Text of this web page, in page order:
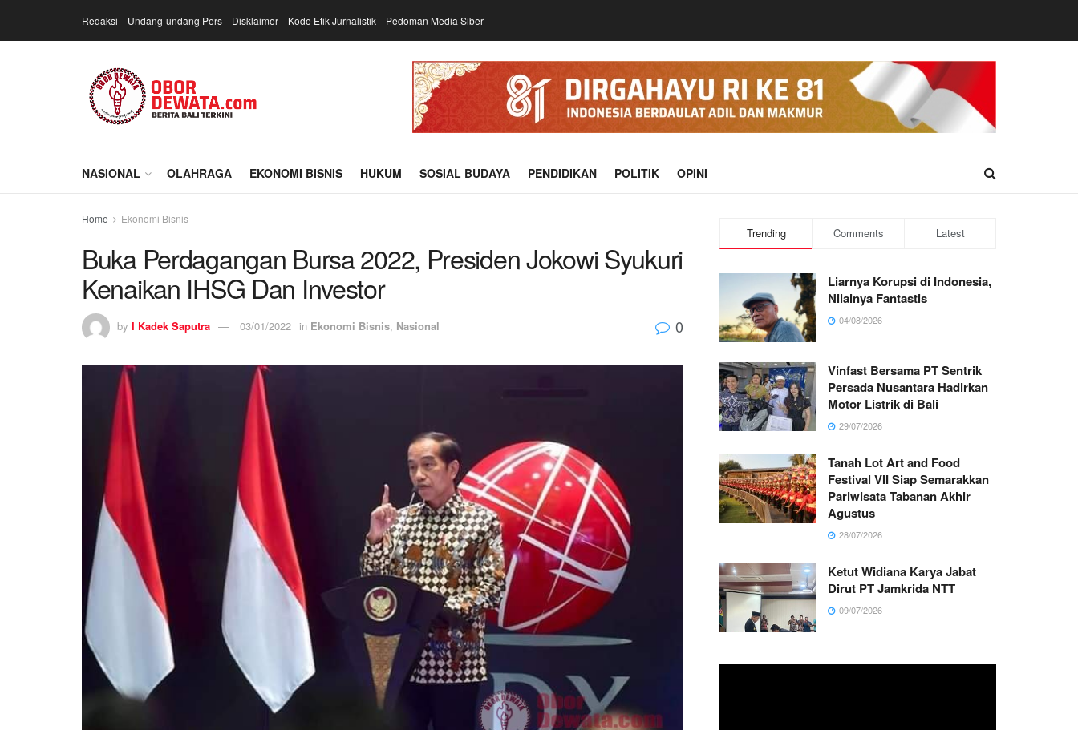
Redaksi Undang-undang Pers Disklaimer Kode Etik Jurnalistik Pedoman Media Siber
NASIONAL OLAHRAGA EKONOMI BISNIS HUKUM SOSIAL BUDAYA PENDIDIKAN POLITIK OPINI
Home Ekonomi Bisnis
Buka Perdagangan Bursa 2022, Presiden Jokowi Syukuri
Kenaikan IHSG Dan Investor
by I Kadek Saputra 03/01/2022 in Ekonomi Bisnis, Nasional 0
Trending Comments Latest
Liarnya Korupsi di Indonesia,
Nilainya Fantastis
04/08/2026
Vinfast Bersama PT Sentrik
Persada Nusantara Hadirkan
Motor Listrik di Bali
29/07/2026
Tanah Lot Art and Food
Festival VII Siap Semarakkan
Pariwisata Tabanan Akhir
Agustus
28/07/2026
Ketut Widiana Karya Jabat
Dirut PT Jamkrida NTT
09/07/2026